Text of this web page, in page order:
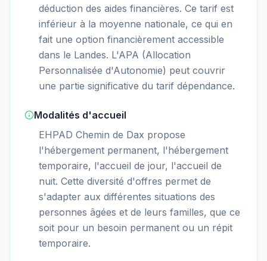
déduction des aides financières. Ce tarif est
inférieur à la moyenne nationale, ce qui en
fait une option financièrement accessible
dans le Landes. L'APA (Allocation
Personnalisée d'Autonomie) peut couvrir
une partie significative du tarif dépendance.
Modalités d'accueil
EHPAD Chemin de Dax propose
l'hébergement permanent, l'hébergement
temporaire, l'accueil de jour, l'accueil de
nuit. Cette diversité d'offres permet de
s'adapter aux différentes situations des
personnes âgées et de leurs familles, que ce
soit pour un besoin permanent ou un répit
temporaire.